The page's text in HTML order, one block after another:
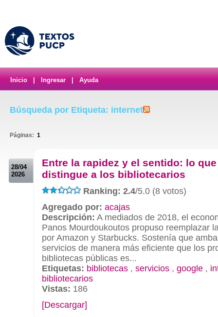
Inicio Ingresar Ayuda
Búsqueda por Etiqueta: internet
Páginas: 1
28/04
2026
Entre la rapidez y el sentido: lo que
distingue a los bibliotecarios
Ranking: 2.4/5.0 (8 votos)
Agregado por: acajas
Descripción: A mediados de 2018, el
Panos Mourdoukoutos propuso reemplazar
por Amazon y Starbucks. Sostenía que
servicios de manera más eficiente que los
bibliotecas públicas es...
Etiquetas: bibliotecas , servicios , google ,
bibliotecarios
Vistas: 186
[Descargar]